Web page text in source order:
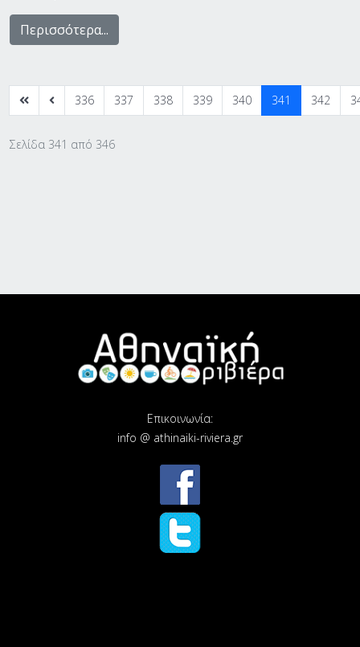
Περισσότερα...
336 337 338 339 340 341 342
Σελίδα 341 από 346
Επικοινωνία:
info @ athinaiki-riviera.gr